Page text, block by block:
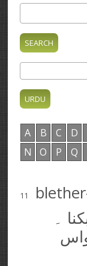
A B C D
N
O P Q
11
۔